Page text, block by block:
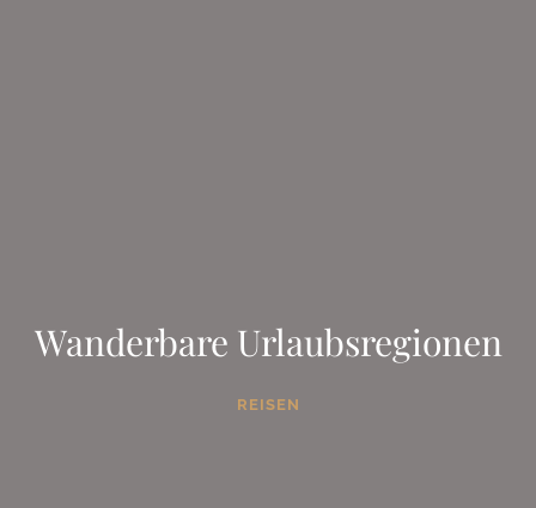
Wanderbare Urlaubsregionen
REISEN